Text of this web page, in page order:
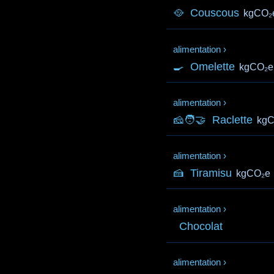
🥘 Couscous
alimentation ›
🍳 Omelette kgCO₂e
alimentation ›
🧀🧑‍🤝‍ Raclette
alimentation ›
🍰 Tiramisu kgCO₂e
alimentation ›
Chocolat
alimentation ›